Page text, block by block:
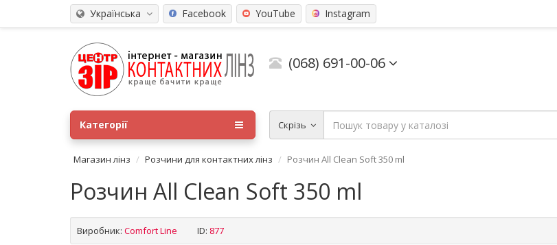
Українська Facebook YouTube Instagram
(068) 691-00-06
Скрізь
Категорії
Магазин лінз Розчини для контактних лінз Розчин All Clean Soft 350 ml
Розчин All Clean Soft 350 ml
Виробник: Comfort Line ID: 877